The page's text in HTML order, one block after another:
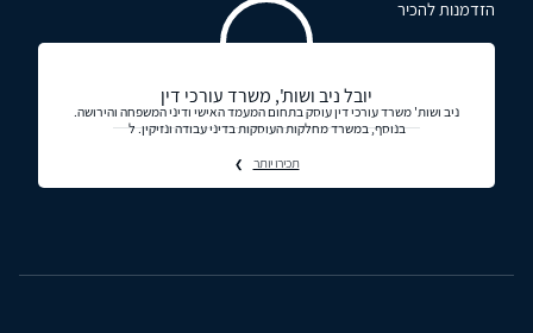
הזדמנות להכיר
יובל ניב ושות', משרד עורכי דין
ניב ושות' משרד עורכי דין עוסק בתחום המעמד האישי ודיני המשפחה והירושה.
בנוסף, במשרד מחלקות העוסקות בדיני עבודה ונזיקין. ל
תכירו יותר